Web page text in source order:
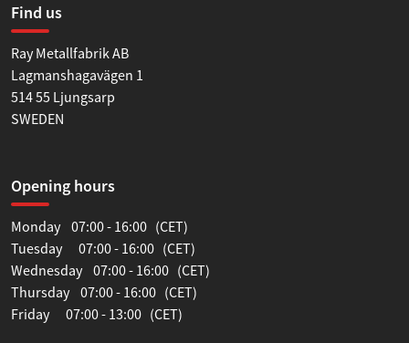
Find us
Ray Metallfabrik AB
Lagmanshagavägen 1
514 55 Ljungsarp
SWEDEN
Opening hours
Monday 07:00 - 16:00 (CET)
Tuesday 07:00 - 16:00 (CET)
Wednesday 07:00 - 16:00 (CET)
Thursday 07:00 - 16:00 (CET)
Friday 07:00 - 13:00 (CET)